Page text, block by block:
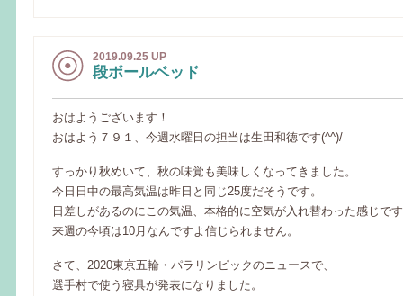
2019.09.25 UP
段ボールベッド
おはようございます！
おはよう７９１、今週水曜日の担当は生田和徳です(^^)/
すっかり秋めいて、秋の味覚も美味しくなってきました。
今日日中の最高気温は昨日と同じ25度だそうです。
日差しがあるのにこの気温、本格的に空気が入れ替わった感じで
来週の今頃は10月なんですよ信じられません。
さて、2020東京五輪・パラリンピックのニュースで、
選手村で使う寝具が発表になりました。